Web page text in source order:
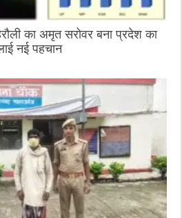
का अमृत सरोवर बना प्रदेश का
नई पहचान